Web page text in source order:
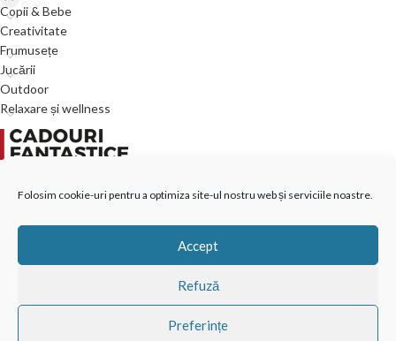
Folosim cookie-uri pentru a optimiza site-ul nostru web și serviciile noastre.
Accept
Refuză
Preferințe
Copii & Bebe
Creativitate
Frumusețe
Jucării
Outdoor
Relaxare și wellness
Pravdova 837
Republica Cehă